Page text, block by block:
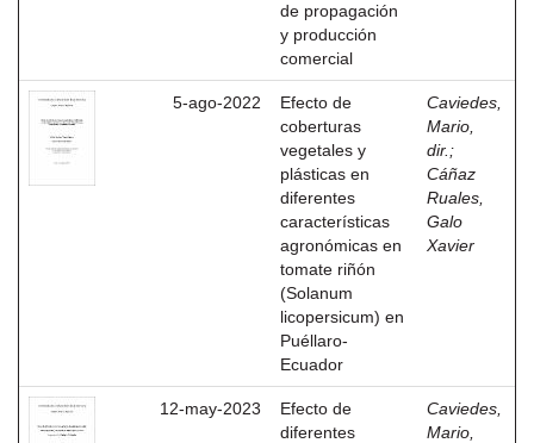
de propagación
y producción
comercial
5-ago-2022
Efecto de
coberturas
vegetales y
plásticas en
diferentes
características
agronómicas en
tomate riñón
(Solanum
licopersicum) en
Puéllaro-
Ecuador
Caviedes,
Mario,
dir. ;
Cáñaz
Ruales,
Galo
Xavier
12-may-2023
Efecto de
diferentes
Caviedes,
Mario,